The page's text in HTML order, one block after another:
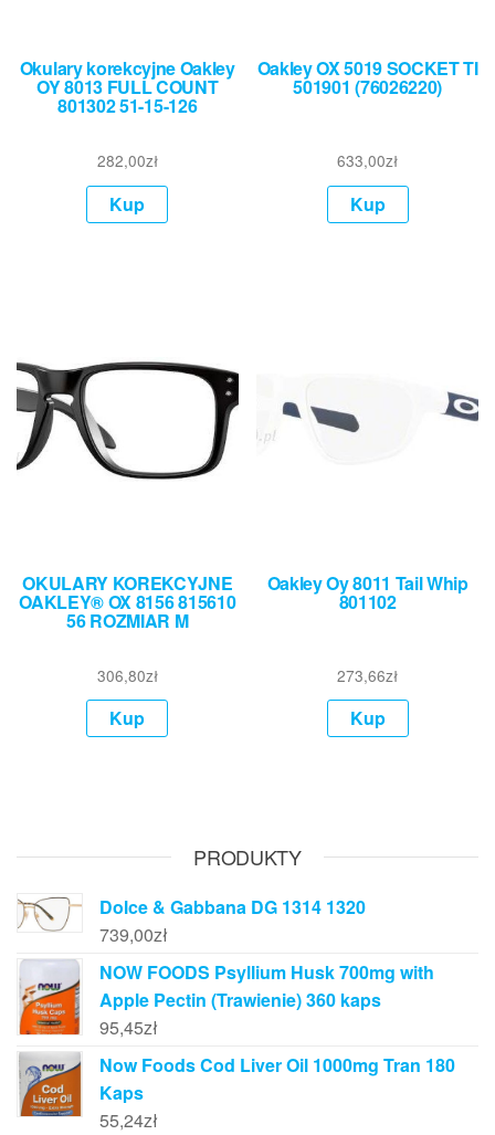
Okulary korekcyjne Oakley
OY 8013 FULL COUNT
801302 51-15-126
282,00zł
Kup
Oakley OX 5019 SOCKET TI
501901 (76026220)
633,00zł
Kup
OKULARY KOREKCYJNE
OAKLEY® OX 8156 815610
56 ROZMIAR M
306,80zł
Kup
Oakley Oy 8011 Tail Whip
801102
273,66zł
Kup
PRODUKTY
Dolce & Gabbana DG 1314 1320
739,00zł
NOW FOODS Psyllium Husk 700mg with
Apple Pectin (Trawienie) 360 kaps
95,45zł
Now Foods Cod Liver Oil 1000mg Tran 180
Kaps
55,24zł